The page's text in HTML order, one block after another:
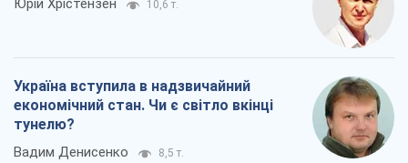
Юрій Хрістензен 10,6 т.
Україна вступила в надзвичайний
економічний стан. Чи є світло вкінці
тунелю?
Вадим Денисенко 8,5 т.